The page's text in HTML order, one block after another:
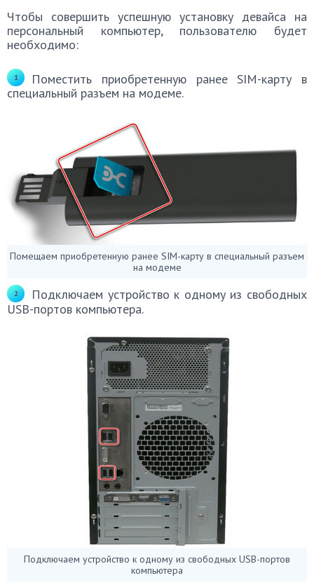
Чтобы совершить успешную установку девайса на
персональный компьютер, пользователю будет
необходимо:
Поместить приобретенную ранее SIM-карту в
специальный разъем на модеме.
Помещаем приобретенную ранее SIM-карту в специальный разъем
на модеме
Подключаем устройство к одному из свободных
USB-портов компьютера.
Подключаем устройство к одному из свободных USB-портов
компьютера